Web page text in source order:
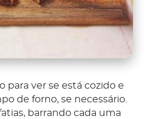
para ver se está cozido e
de forno, se necessário.
barrando cada uma